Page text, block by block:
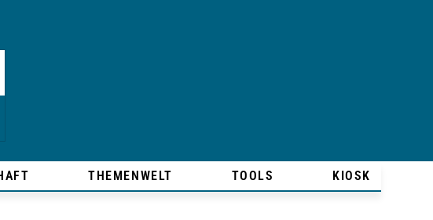
THEMENWELT TOOLS KIOSK